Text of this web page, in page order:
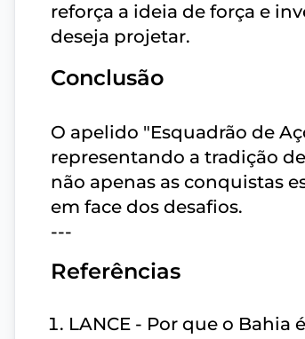
reforça a ideia de força e
deseja projetar.
Conclusão
O apelido "Esquadrão de
representando a tradição
não apenas as conquistas
em face dos desafios.
---
Referências
LANCE - Por que o Bahia